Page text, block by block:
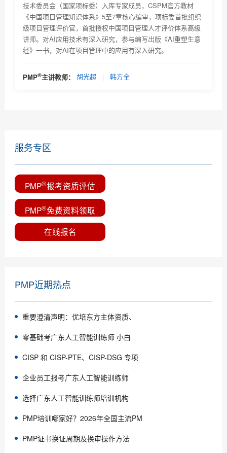
关于项目管理系列职业资格认证考试考试费价格调整的
通...
2018年2月PMI全球认证人士及《项目管理知识体系指南
(P...
优培东方2018年9月8日项目管理资格认证考试的报名通
全球PMP认证人数2019年4月
技术委员会（国家项标委）入库专家成员，CSPM官方教材
《中国项目管理知识体系》5至7章核心编审，项标委首批组织
级项目管理评价官，首批授权中国项目管理人才评价体系高级
讲师。对AI应用技术有深入研究，参与编写出版《AI重塑生意
经》一书，对AI在项目管理中的应用有深入研究。
PMP®主讲教师： 胡光超 | 韩方全
服务专区
PMP®报考资质评估
PMP®免费资料领取
在线报名
PMP近期热点
重要澄清声明：优培东方主体资质、
零基础考广东人工智能训练师 小白
CISP 和 CISP-PTE、CISP-DSG 专项
企业员工报考广东人工智能训练师
选择广东人工智能训练师培训机构
PMP培训哪家好？2026年全国主流PM
PMP证书换证周期及换审操作方法